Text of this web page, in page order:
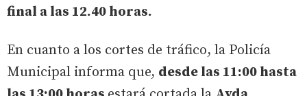
final a las 12.40 horas.
En cuanto a los cortes de tráfico, la Policía
Municipal informa que, desde las 11:00 hasta